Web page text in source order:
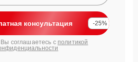
консультация -25%
соглашаетесь с политикой